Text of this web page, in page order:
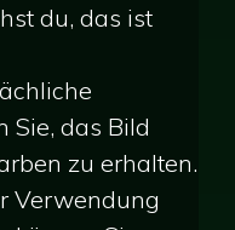
du, das ist
Sie, das Bild
zu erhalten.
Verwendung